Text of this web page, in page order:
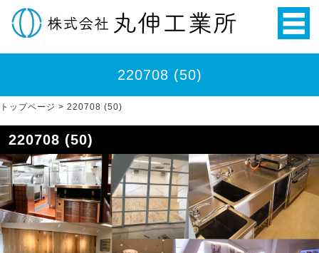
220708 (50)
トップページ > 220708 (50)
220708 (50)